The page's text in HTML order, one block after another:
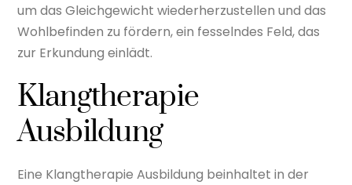
um das Gleichgewicht wiederherzustellen und das
Wohlbefinden zu fördern, ein fesselndes Feld, das
zur Erkundung einlädt.
Klangtherapie
Ausbildung
Eine Klangtherapie Ausbildung beinhaltet in der